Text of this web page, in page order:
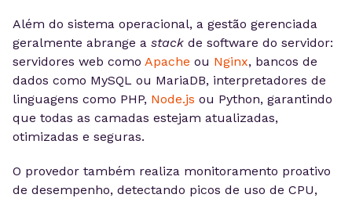
Além do sistema operacional, a gestão gerenciada
geralmente abrange a stack de software do servidor:
servidores web como Apache ou Nginx, bancos de
dados como MySQL ou MariaDB, interpretadores de
linguagens como PHP, Node.js ou Python, garantindo
que todas as camadas estejam atualizadas,
otimizadas e seguras.
O provedor também realiza monitoramento proativo
de desempenho, detectando picos de uso de CPU,